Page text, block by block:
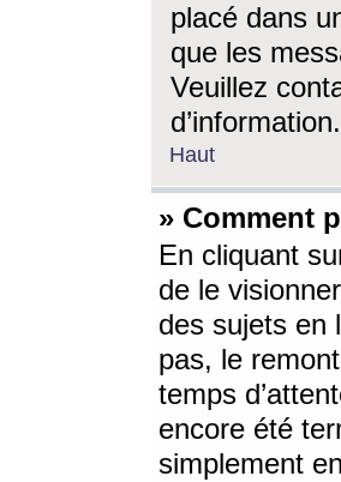
placé dans
que les
Veuillez
d’information.
Haut
» Comment
En cliquant
de le
des sujets en
pas, le
temps
encore été
simplement